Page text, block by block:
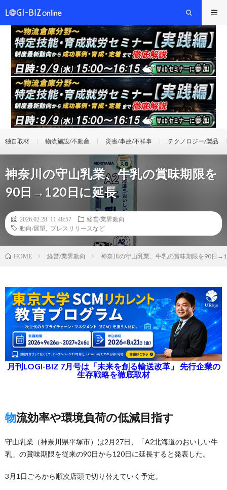
独自取材 物流施設/不動産 災害/事故/不祥事 テクノロジー/製品
神奈川の守山乳業、牛乳の賞味期限を
90日→120日に延長
2026.02.28 11:48:57
経営/業界動向
動向/展望
プレスリリースなど
HOME 経営/業界動向 神奈川の守山乳業、牛乳の賞味期限を90日
月刊LOGI-BIZ 7月号は「未来を創る輸送改革」 先行企業の
生存戦略を徹底取材
物流効率や環境負荷の低減目指す
守山乳業（神奈川県平塚市）は2月27日、「A2北海道のおいしい牛
乳」の賞味期限を従来の90日から120日に延長すると発表した。
3月1日ごろから順次店頭で切り替えていく予定。